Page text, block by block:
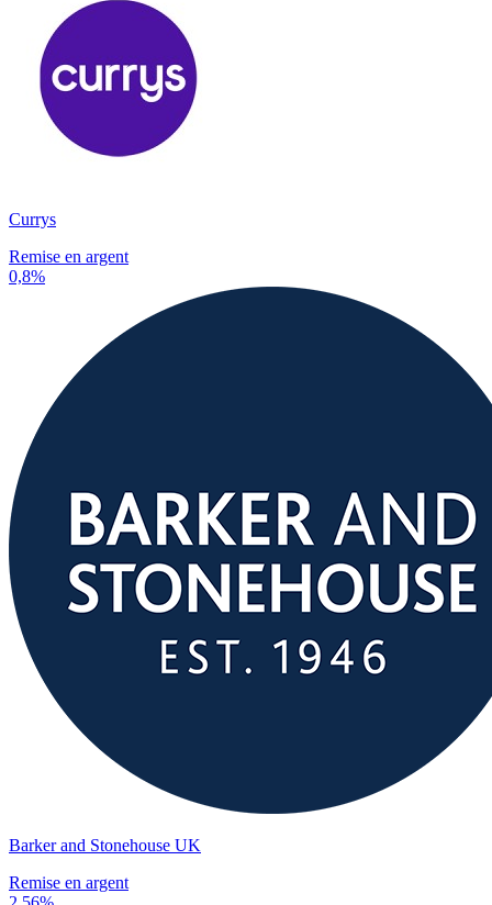
Currys
Remise en argent
0,8%
Barker and Stonehouse UK
Remise en argent